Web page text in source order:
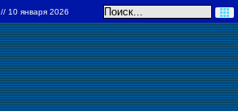
// 10 января 2026